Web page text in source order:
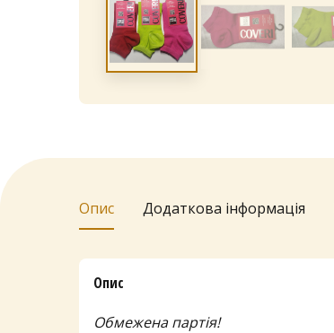
Опис Додаткова інформація
Опис
Обмежена партія!